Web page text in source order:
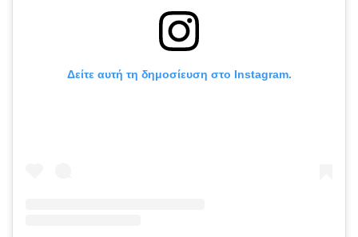
Δείτε αυτή τη δημοσίευση στο Instagram.